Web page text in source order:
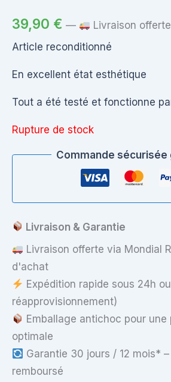
39,90 € —
Livraison
Article reconditionné
En excellent état esthétique
Tout a été testé et fonctionne
Rupture de stock
Commande sécurisée
Livraison & Garantie
Livraison offerte via Mondial
d'achat
Expédition rapide sous 24h
réapprovisionnement)
Emballage antichoc pour une
optimale
Garantie 30 jours / 12 mois*
remboursé